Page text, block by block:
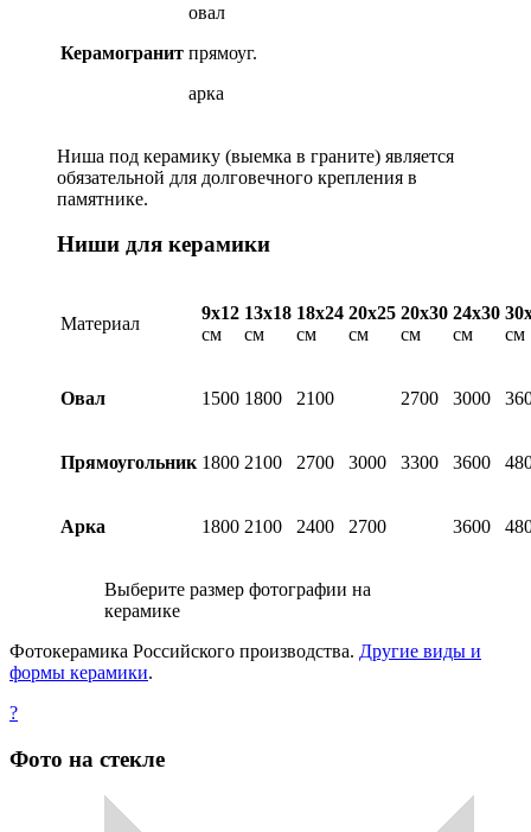
Керамогранит
овал
прямоуг.
арка
Ниша под керамику (выемка в граните) является
обязательной для долговечного крепления в
памятнике.
Ниши для керамики
Материал
9х12
см
13х18
см
18х24
см
20х25
см
20х30
см
24х30
см
см
Овал 1500 1800 2100 2700 3000
Прямоугольник 1800 2100 2700 3000 3300 3600
Арка 1800 2100 2400 2700 3600
Выберите размер фотографии на
керамике
Фотокерамика Российского производства. Другие виды и
формы керамики.
?
Фото на стекле